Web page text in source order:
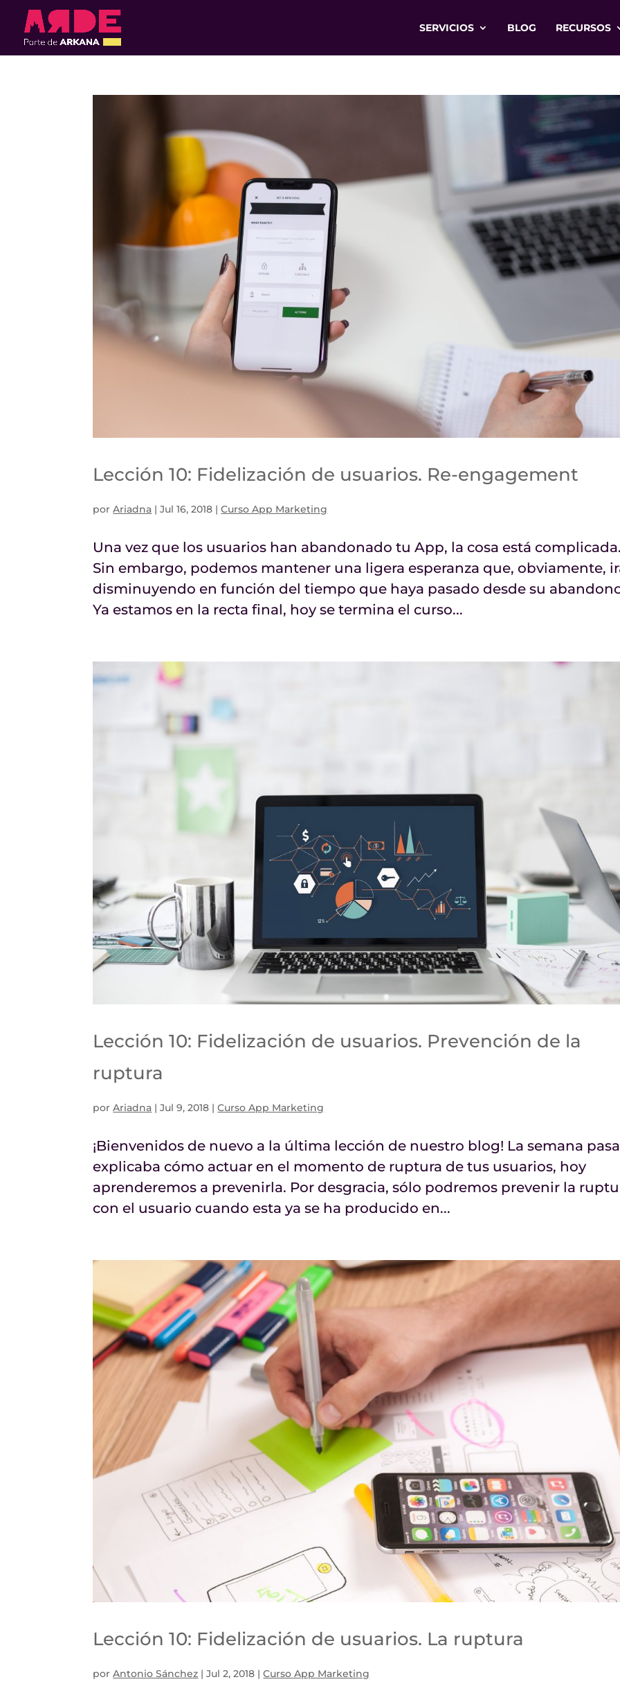
SERVICIOS BLOG RECURSOS
Lección 10: Fidelización de usuarios. Re-engagement
porAriadna |Jul 16, 2018 |Curso App Marketing
Una vez que los usuarios han abandonado tu App, la cosa está
Sin embargo, podemos mantener una ligera esperanza que, obviamente,
disminuyendo en función del tiempo que haya pasado desde su
Ya estamos en la recta final, hoy se termina el curso...
Lección 10: Fidelización de usuarios. Prevención de la
ruptura
porAriadna |Jul 9, 2018 |Curso App Marketing
¡Bienvenidos de nuevo a la última lección de nuestro blog! La semana
explicaba cómo actuar en el momento de ruptura de tus usuarios, hoy
aprenderemos a prevenirla. Por desgracia, sólo podremos prevenir la
con el usuario cuando esta ya se ha producido en...
Lección 10: Fidelización de usuarios. La ruptura
porAntonio Sánchez |Jul 2, 2018 |Curso App Marketing